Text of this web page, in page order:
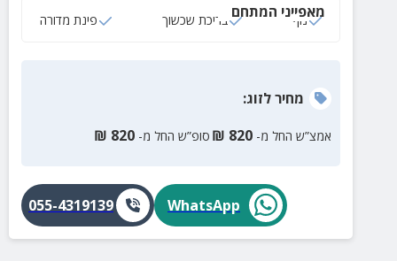
מאפייני המתחם
נוף בריכת שכשוך פינת מדורה
מחירלזוג:
אמצ”ש החל מ- 820
₪ סופ”ש החל מ- 820
₪
WhatsApp
055-4319139